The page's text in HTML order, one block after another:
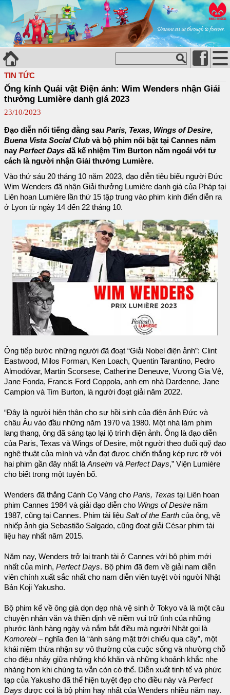
TIN TỨC
Ống kính Quái vật Điện ảnh: Wim Wenders nhận Giải
thưởng Lumière danh giá 2023
23/10/2023
Đạo diễn nổi tiếng đằng sau Paris, Texas, Wings of Desire,
Buena Vista Social Club và bộ phim nổi bật tại Cannes năm
nay Perfect Days đã kế nhiệm Tim Burton năm ngoái với tư
cách là người nhận Giải thưởng Lumière.
Vào thứ sáu 20 tháng 10 năm 2023, đạo diễn tiêu biểu người Đức
Wim Wenders đã nhận Giải thưởng Lumière danh giá của Pháp tại
Liên hoan Lumière lần thứ 15 tập trung vào phim kinh điển diễn ra
ở Lyon từ ngày 14 đến 22 tháng 10.
Ông tiếp bước những người đã đoạt “Giải Nobel điện ảnh”: Clint
Eastwood, Milos Forman, Ken Loach, Quentin Tarantino, Pedro
Almodóvar, Martin Scorsese, Catherine Deneuve, Vương Gia Vệ,
Jane Fonda, Francis Ford Coppola, anh em nhà Dardenne, Jane
Campion và Tim Burton, là người đoạt giải năm 2022.
“Đây là người hiện thân cho sự hồi sinh của điện ảnh Đức và
châu Âu vào đầu những năm 1970 và 1980. Một nhà làm phim
lang thang, ông đã sáng tạo lại lộ trình điện ảnh. Ông là đạo diễn
của Paris, Texas và Wings of Desire, một người theo đuổi quỹ đạo
nghệ thuật của mình và vẫn đạt được chiến thắng kép rực rỡ với
hai phim gần đây nhất là Anselm và Perfect Days,” Viện Lumière
cho biết trong một tuyên bố.
Wenders đã thắng Cành Cọ Vàng cho Paris, Texas tại Liên hoan
phim Cannes 1984 và giải đạo diễn cho Wings of Desire năm
1987, cũng tại Cannes. Phim tài liệu Salt of the Earth của ông, về
nhiếp ảnh gia Sebastião Salgado, cũng đoạt giải César phim tài
liệu hay nhất năm 2015.
Năm nay, Wenders trở lại tranh tài ở Cannes với bộ phim mới
nhất của mình, Perfect Days. Bộ phim đã đem về giải nam diễn
viên chính xuất sắc nhất cho nam diễn viên tuyệt vời người Nhật
Bản Koji Yakusho.
Bộ phim kể về ông già dọn dẹp nhà vệ sinh ở Tokyo và là một câu
chuyện nhân văn và thiền định về niềm vui trữ tình của những
phước lành hàng ngày và nắm bắt điều mà người Nhật gọi là
Komorebi– nghĩa đen là “ánh sáng mặt trời chiếu qua cây”, một
khái niệm thừa nhận sự vô thường của cuộc sống và nhường chỗ
cho điệu nhảy giữa những khó khăn và những khoảnh khắc nhẹ
nhàng hơn khi chúng ta vẫn còn có thể. Diễn xuất tinh tế và phức
tạp của Yakusho đã thể hiện tuyệt đẹp cho điều này và Perfect
Days được coi là bộ phim hay nhất của Wenders nhiều năm nay.